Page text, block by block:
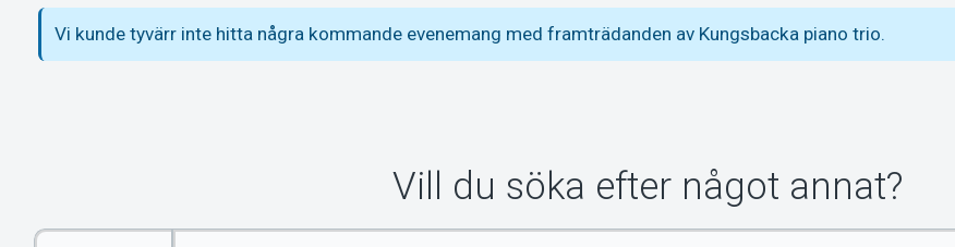
Vi kunde tyvärr inte hitta några kommande evenemang med framträdanden av Kungsbacka piano trio.
Vill du söka efter något annat?
Ange
Select